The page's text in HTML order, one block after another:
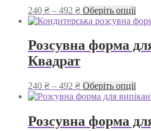
на
240 ₴ – 492 ₴Діапазон
цін:
240 ₴
до
492 ₴
Оберіть опціїЦей
на
Розсувна форма
Квадрат
240 ₴ – 492 ₴Діапазон
цін:
240 ₴
до
Оберіть опціїЦей
Розсувна форма